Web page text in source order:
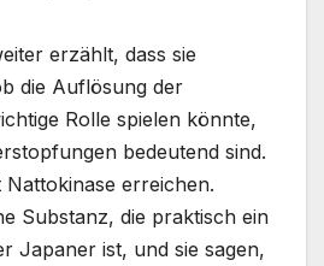
erzählt, dass sie
die Auflösung der
Rolle spielen könnte,
bedeutend sind.
erreichen.
Substanz, die praktisch ein
Japaner ist, und sie sagen,